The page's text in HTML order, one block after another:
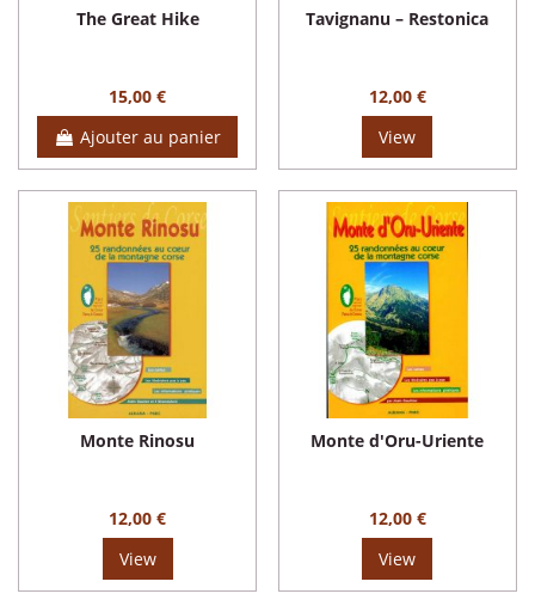
The Great Hike
15,00 €
Ajouter au panier
Tavignanu – Restonica
12,00 €
View
Monte Rinosu
12,00 €
View
Monte d'Oru-Uriente
12,00 €
View